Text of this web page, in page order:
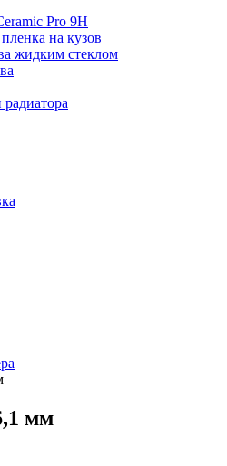
Pro 9H
на кузов
жидким стеклом
мм